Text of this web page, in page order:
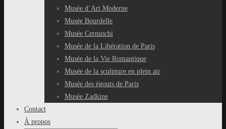
Musée d’Art Moderne
Musée Bourdelle
Musée Cernuschi
Musée de la Libération de Paris
Musée de la Vie Romantique
Musée de la sculpture en plein air
Musée des égouts de Paris
Musée Zadkine
Contact
À propos